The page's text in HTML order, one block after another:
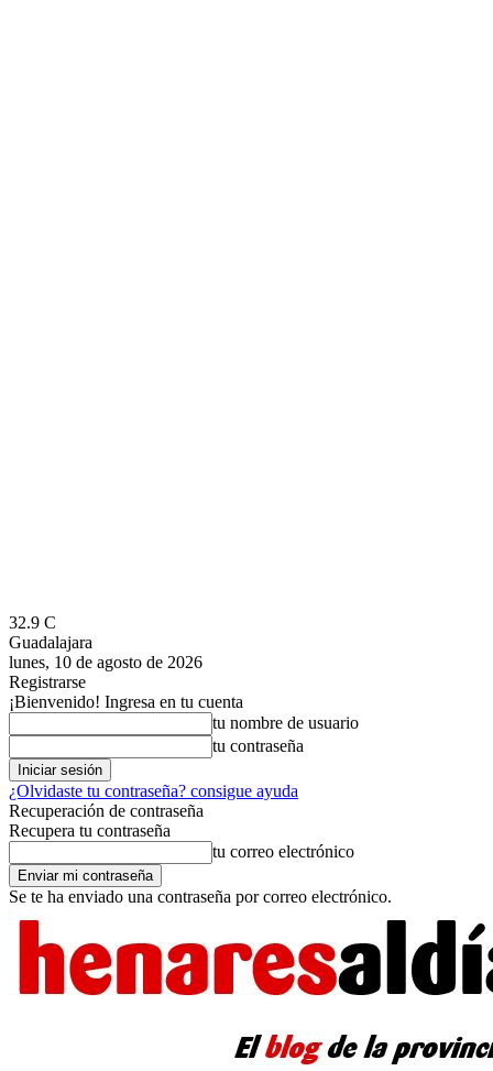
32.9 C
Guadalajara
lunes, 10 de agosto de 2026
Registrarse
¡Bienvenido! Ingresa en tu cuenta
tu nombre de usuario
tu contraseña
¿Olvidaste tu contraseña? consigue ayuda
Recuperación de contraseña
Recupera tu contraseña
tu correo electrónico
Se te ha enviado una contraseña por correo electrónico.